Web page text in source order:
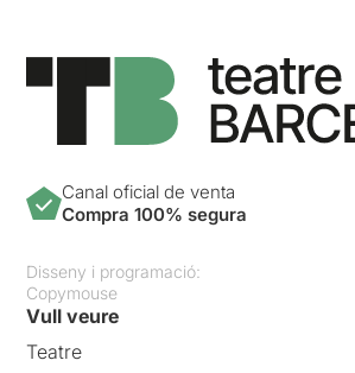
Canal oficial de venta
Compra 100% segura
Disseny i programació:
Copymouse
Vull veure
Teatre